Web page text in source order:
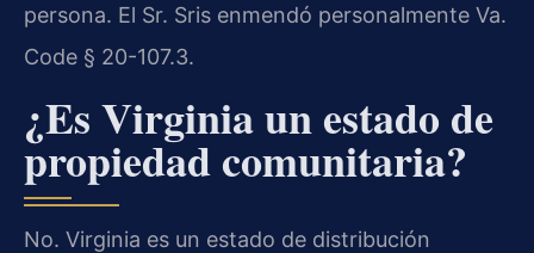
persona. El Sr. Sris enmendó personalmente Va.
Code § 20-107.3.
¿Es Virginia un estado de
propiedad comunitaria?
No. Virginia es un estado de distribución